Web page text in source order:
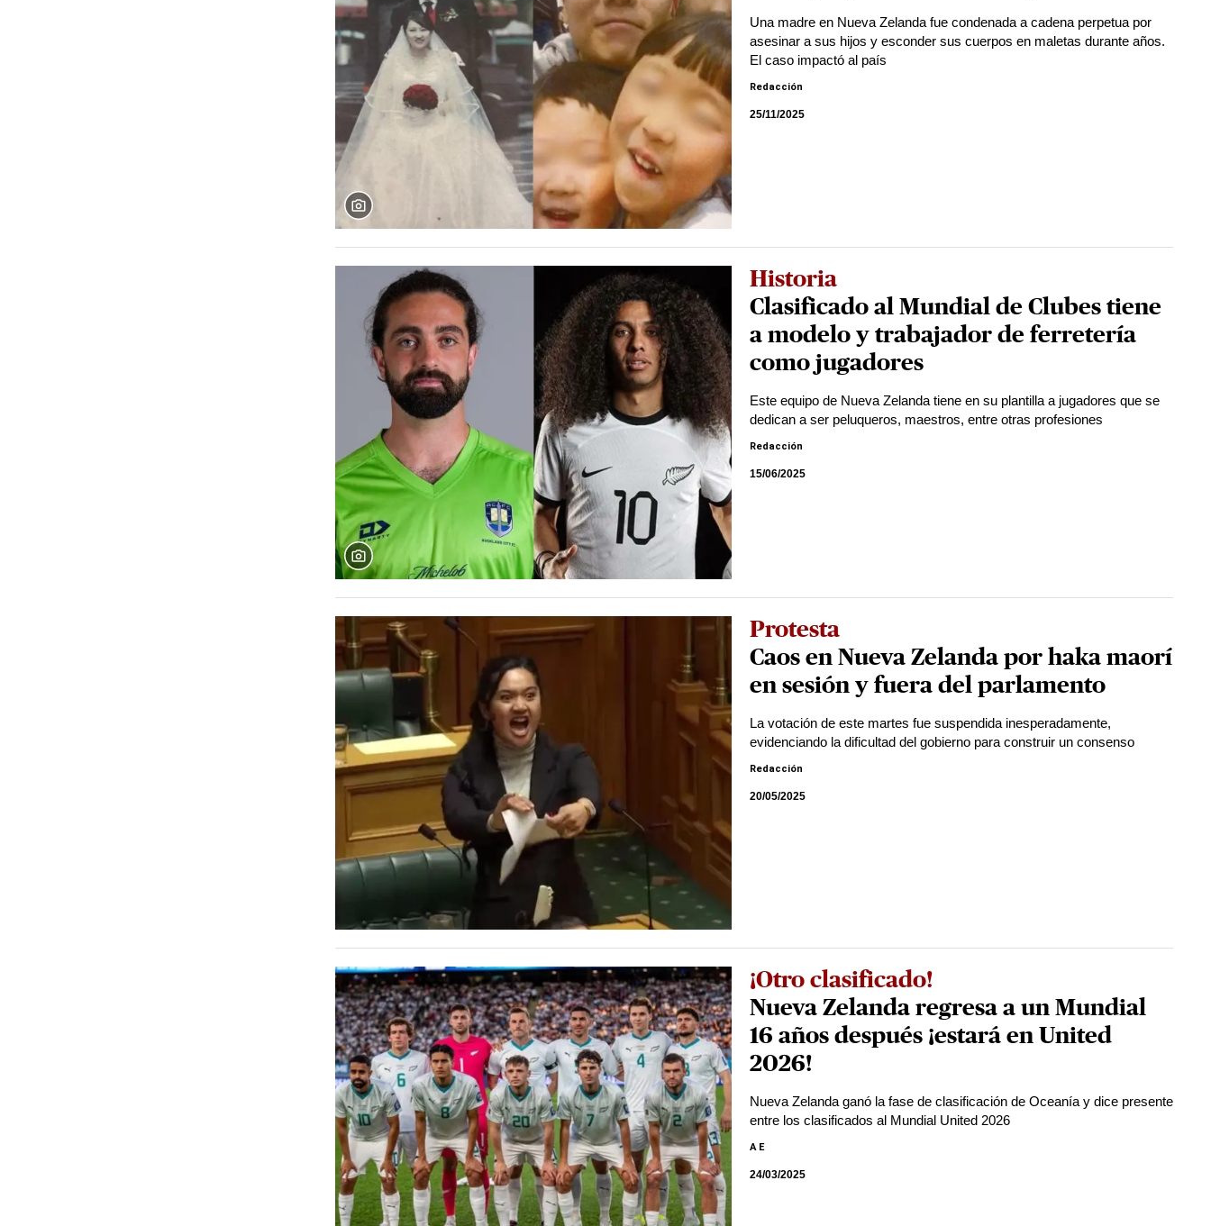
Una madre en Nueva Zelanda fue condenada a cadena perpetua por
asesinar a sus hijos y esconder sus cuerpos en maletas durante años.
El caso impactó al país
Redacción
25/11/2025
Historia
Clasificado al Mundial de Clubes tiene
a modelo y trabajador de ferretería
como jugadores
Este equipo de Nueva Zelanda tiene en su plantilla a jugadores que se
dedican a ser peluqueros, maestros, entre otras profesiones
Redacción
15/06/2025
Protesta
Caos en Nueva Zelanda por haka maorí
en sesión y fuera del parlamento
La votación de este martes fue suspendida inesperadamente,
evidenciando la dificultad del gobierno para construir un consenso
Redacción
20/05/2025
¡Otro clasificado!
Nueva Zelanda regresa a un Mundial
16 años después ¡estará en United
2026!
Nueva Zelanda ganó la fase de clasificación de Oceanía y dice presente
entre los clasificados al Mundial United 2026
A E
24/03/2025